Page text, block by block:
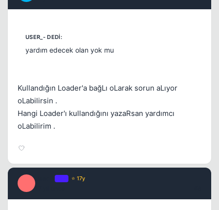
yardım edecek olan yok mu
Kullandığın Loader'a bağLı oLarak sorun aLıyor
oLabilirsin .
Hangi Loader'ı kullandığını yazaRsan yardımcı
oLabilirim .
⭐ 17y